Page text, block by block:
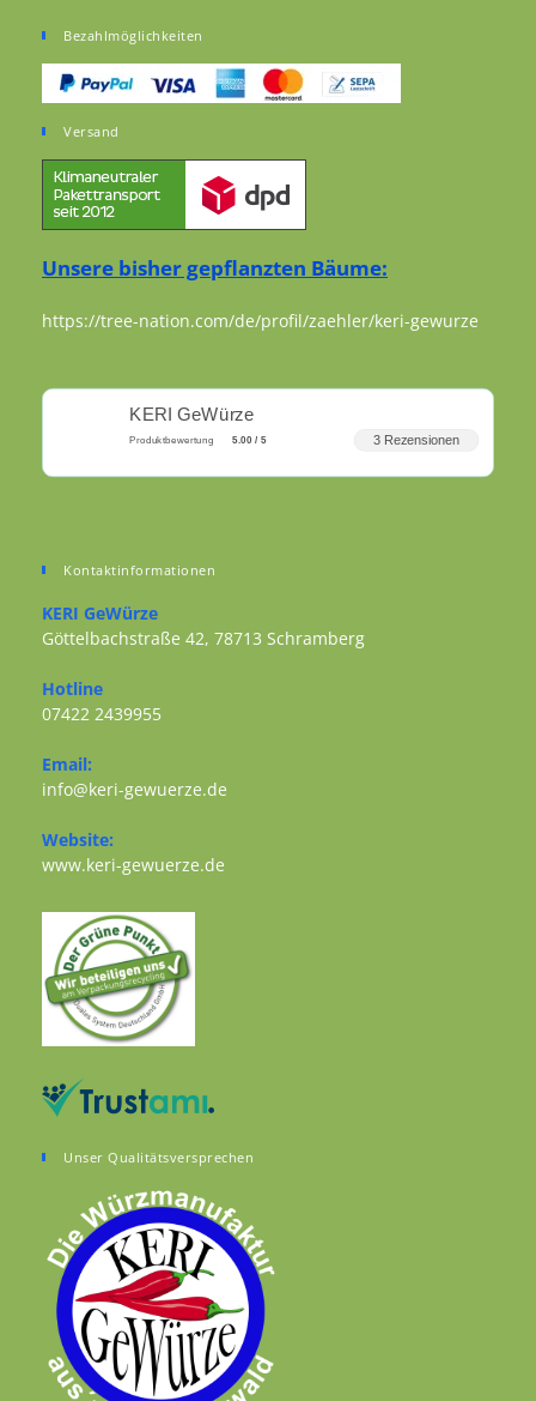
Bezahlmöglichkeiten
Versand
Unsere bisher gepflanzten Bäume:
https://tree-nation.com/de/profil/zaehler/keri-gewurze
KERI GeWürze
Produktbewertung 5.00 / 5 3 Rezensionen
Kontaktinformationen
KERI GeWürze
Göttelbachstraße 42, 78713 Schramberg
Hotline
07422 2439955
Email:
info@keri-gewuerze.de
Website:
www.keri-gewuerze.de
Unser Qualitätsversprechen